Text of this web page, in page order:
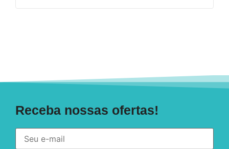
Receba nossas ofertas!